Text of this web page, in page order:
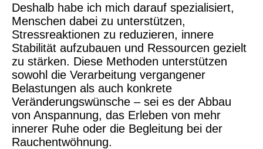
Deshalb habe ich mich darauf spezialisiert,
Menschen dabei zu unterstützen,
Stressreaktionen zu reduzieren, innere
Stabilität aufzubauen und Ressourcen gezielt
zu stärken. Diese Methoden unterstützen
sowohl die Verarbeitung vergangener
Belastungen als auch konkrete
Veränderungswünsche – sei es der Abbau
von Anspannung, das Erleben von mehr
innerer Ruhe oder die Begleitung bei der
Rauchentwöhnung.